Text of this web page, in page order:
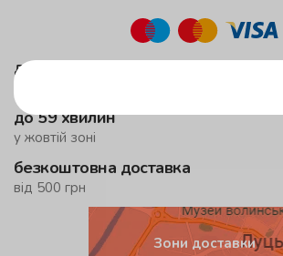
до 45 хвилин
до 59 хвилин
у жовтій зоні
безкоштовна доставка
від 500 грн
Зони доставки